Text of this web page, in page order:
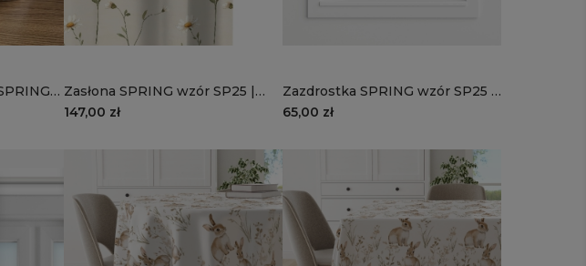
Zasłona SPRING wzór SP25 |
stokrotki
147,00 zł
Zazdrostka SPRING wzór SP25 |
stokrotki
65,00 zł